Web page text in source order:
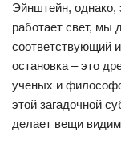
Эйнштейн, однако,
работает свет, мы
соответствующий
остановка – это
ученых и
этой загадочной
делает вещи